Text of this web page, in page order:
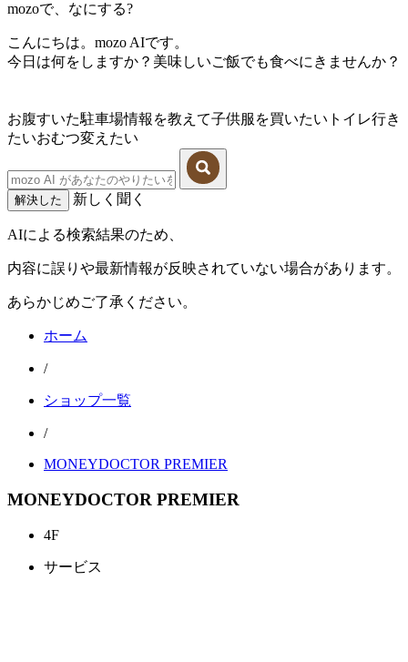
mozoで、なにする?
こんにちは。mozo AIです。
今日は何をしますか？美味しいご飯でも食べにきませんか？
お腹すいた駐車場情報を教えて子供服を買いたい トイレ行き
たいおむつ変えたい
解決した 新しく聞く
AIによる検索結果のため、
内容に誤りや最新情報が反映されていない場合があります。
あらかじめご了承ください。
ホーム
/
ショップ一覧
/
MONEYDOCTOR PREMIER
MONEYDOCTOR PREMIER
4F
サービス